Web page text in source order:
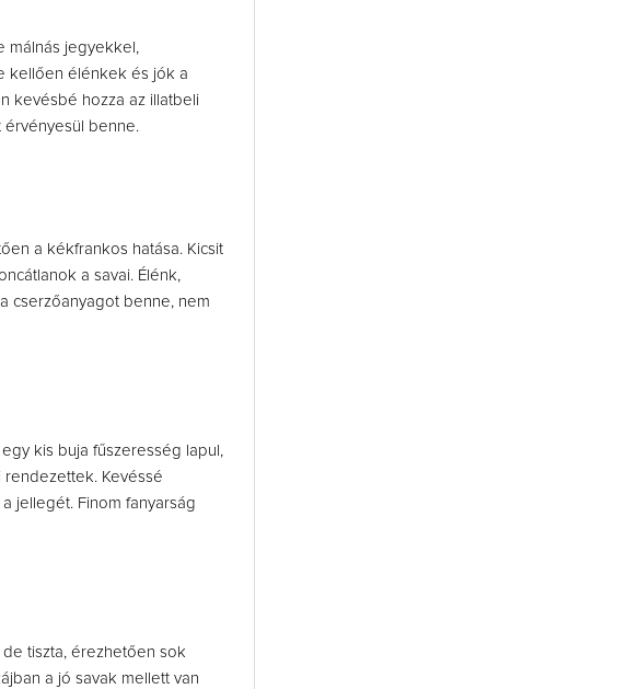
málnás jegyekkel,
kellően élénkek és jók a
kevésbé hozza az illatbeli
benne.
a kékfrankos hatása. Kicsit
a savai. Élénk,
cserzőanyagot benne, nem
kis buja fűszeresség lapul,
rendezettek. Kevéssé
jellegét. Finom fanyarság
de tiszta, érezhetően sok
a jó savak mellett van